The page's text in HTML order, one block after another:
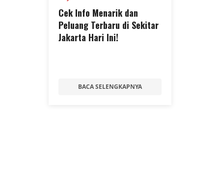
Cek Info Menarik dan
Peluang Terbaru di Sekitar
Jakarta Hari Ini!
BACA SELENGKAPNYA